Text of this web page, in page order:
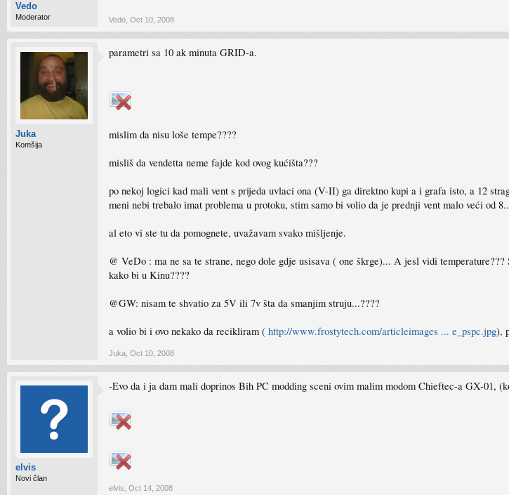
Vedo
Moderator Vedo Oct 10, 2008
Juka
Komšija
parametri sa 10 ak minuta GRID-a.
mislim da nisu loše tempe????
misliš da vendetta neme fajde kod ovog kućišta???
po nekoj logici kad mali vent s prijeda uvlaci ona (V-II) ga direktno kupi a i grafa isto, a 12
meni nebi trebalo imat problema u protoku, stim samo bi volio da je prednji vent malo veći od
al eto vi ste tu da pomognete, uvažavam svako mišljenje.
@ VeDo : ma ne sa te strane, nego dole gdje usisava ( one škrge)... A jesl vidi
kako bi u Kinu????
@GW: nisam te shvatio za 5V ili 7v šta da smanjim struju...????
a volio bi i ovo nekako da recikliram ( http://www.frostytech.com/articleimages ... e_pspc.jpg),
Juka Oct 10, 2008
elvis
Novi član
-Evo da i ja dam mali doprinos Bih PC modding sceni ovim malim modom Chieftec-a GX-01,
elvis Oct 14, 2008